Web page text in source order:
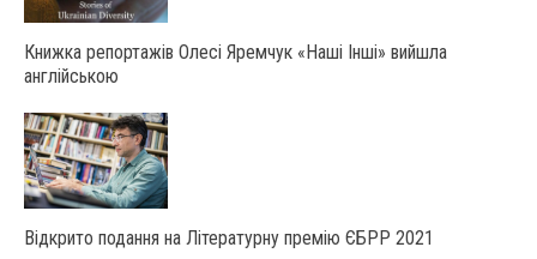
Книжка репортажів Олесі Яремчук «Наші Інші» вийшла
англійською
Відкрито подання на Літературну премію ЄБРР 2021